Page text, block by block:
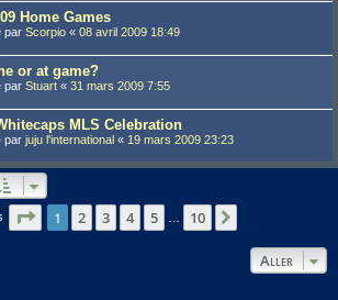
Home Games
par Scorpio « 08 avril 2009 18:49
or at game?
par Stuart « 31 mars 2009 7:55
MLS Celebration
par juju l'international « 19 mars 2009 23:23
Page sur 10
1 2 3 4 5 10
Aller